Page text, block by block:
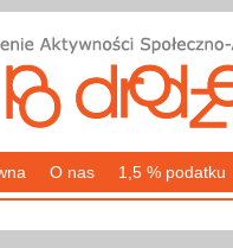
O nas 1,5 % podatku